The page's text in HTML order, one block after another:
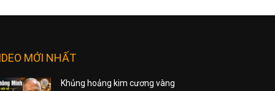
MỚI NHẤT
Khủng hoảng kim cương vàng